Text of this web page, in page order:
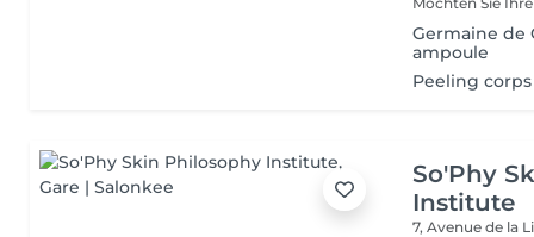
Germaine de
ampoule
Peeling
So'Phy
Institute
7, Avenue de la